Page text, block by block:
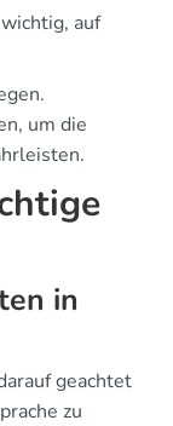
auf
um die
in
geachtet
zu